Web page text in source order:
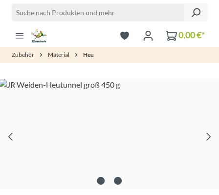
Zum Hauptinhalt springen
0,00 €*
Zubehör Material Heu
Bildergalerie überspringen